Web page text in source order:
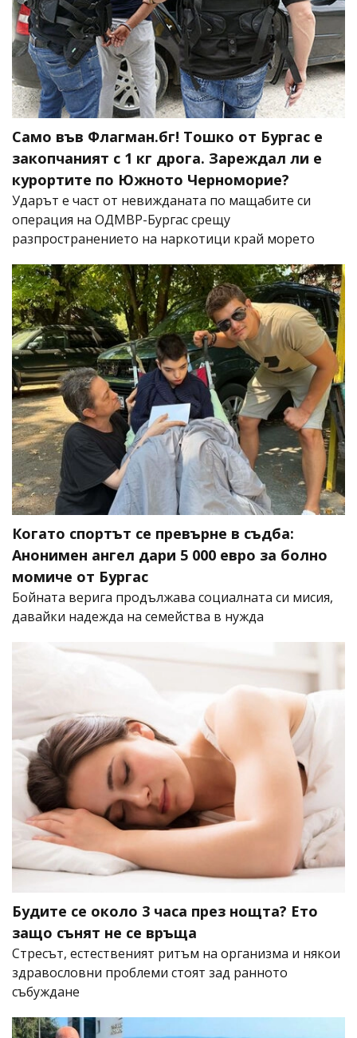
Само във Флагман.бг! Тошко от Бургас е
закопчаният с 1 кг дрога. Зареждал ли е
курортите по Южното Черноморие?
Ударът е част от невижданата по мащабите си
операция на ОДМВР-Бургас срещу
разпространението на наркотици край морето
Когато спортът се превърне в съдба:
Анонимен ангел дари 5 000 евро за болно
момиче от Бургас
Бойната верига продължава социалната си мисия,
давайки надежда на семейства в нужда
Будите се около 3 часа през нощта? Ето
защо сънят не се връща
Стресът, естественият ритъм на организма и някои
здравословни проблеми стоят зад ранното
събуждане